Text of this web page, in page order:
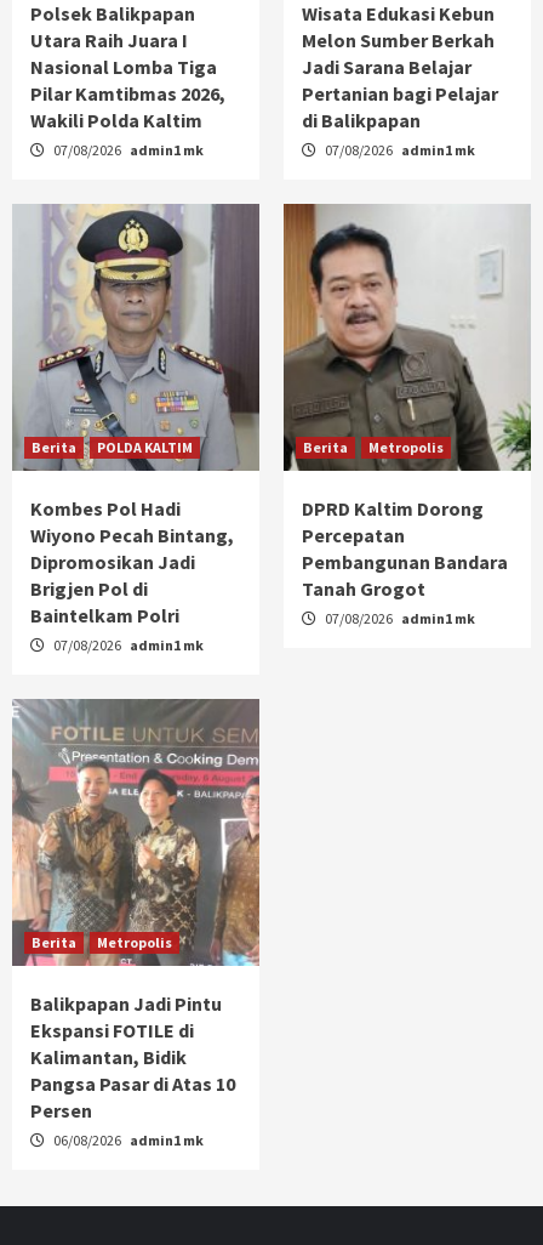
Polsek Balikpapan
Utara Raih Juara I
Nasional Lomba Tiga
Pilar Kamtibmas 2026,
Wakili Polda Kaltim
07/08/2026 admin1 mk
Wisata Edukasi Kebun
Melon Sumber Berkah
Jadi Sarana Belajar
Pertanian bagi Pelajar
di Balikpapan
07/08/2026 admin1 mk
Berita POLDA KALTIM
Kombes Pol Hadi
Wiyono Pecah Bintang,
Dipromosikan Jadi
Brigjen Pol di
Baintelkam Polri
07/08/2026 admin1 mk
Berita Metropolis
DPRD Kaltim Dorong
Percepatan
Pembangunan Bandara
Tanah Grogot
07/08/2026 admin1 mk
Berita Metropolis
Balikpapan Jadi Pintu
Ekspansi FOTILE di
Kalimantan, Bidik
Pangsa Pasar di Atas 10
Persen
06/08/2026 admin1 mk